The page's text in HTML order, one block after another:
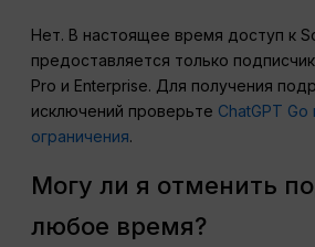
Нет. В настоящее время доступ к
предоставляется только
Pro и Enterprise. Для получения
исключений проверьте ChatGPT
ограничения.
Могу ли я отменить
любое время?